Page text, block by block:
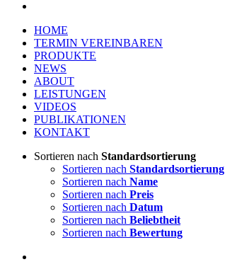
HOME
TERMIN VEREINBAREN
PRODUKTE
NEWS
ABOUT
LEISTUNGEN
VIDEOS
PUBLIKATIONEN
KONTAKT
Sortieren nach Standardsortierung
Sortieren nach Standardsortierung
Sortieren nach Name
Sortieren nach Preis
Sortieren nach Datum
Sortieren nach Beliebtheit
Sortieren nach Bewertung